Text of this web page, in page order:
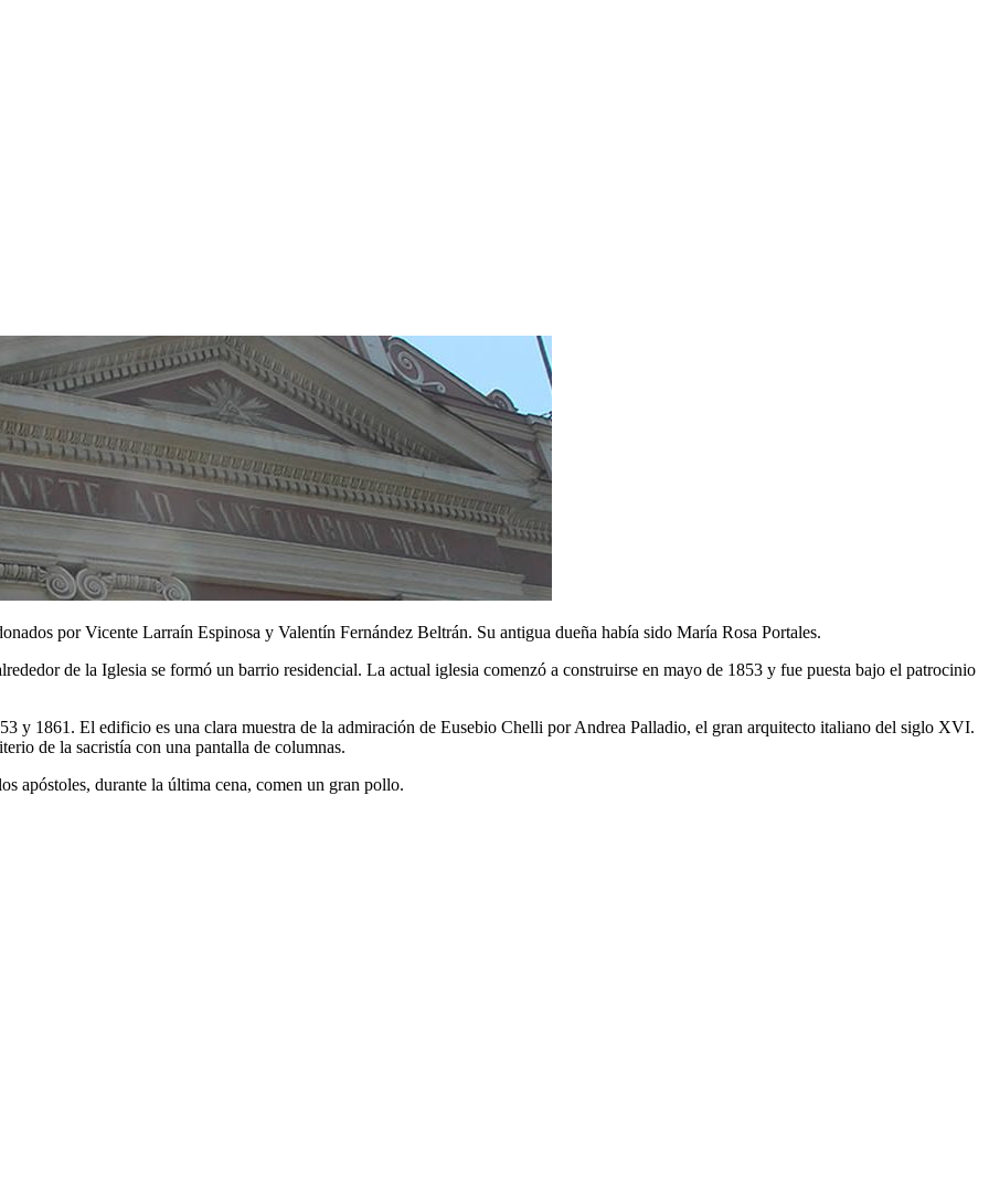
por Vicente Larraín Espinosa y Valentín Fernández Beltrán. Su antigua dueña había sido María Rosa Portales.
de la Iglesia se formó un barrio residencial. La actual iglesia comenzó a construirse en mayo de 1853 y fue puesta bajo el patrocinio
y 1861. El edificio es una clara muestra de la admiración de Eusebio Chelli por Andrea Palladio, el gran arquitecto italiano del siglo XVI.
de la sacristía con una pantalla de columnas.
apóstoles, durante la última cena, comen un gran pollo.